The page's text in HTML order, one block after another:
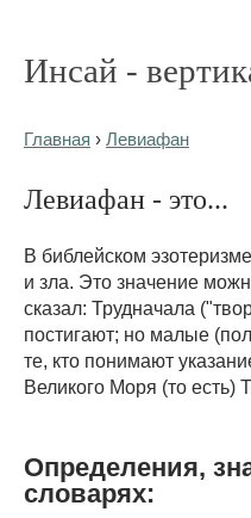
Инсай -
Главная › Левиафан
Левиафан - это...
В библейском
и зла. Это значение
сказал: Трудначала
постигают; но малые
те, кто понимают
Великого Моря (то
Определения,
словарях: